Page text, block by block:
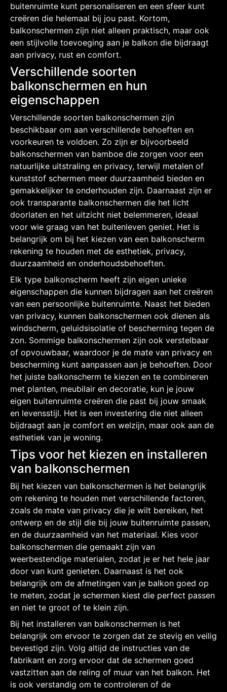
buitenruimte kunt personaliseren en een sfeer kunt
creëren die helemaal bij jou past. Kortom,
balkonschermen zijn niet alleen praktisch, maar ook
een stijlvolle toevoeging aan je balkon die bijdraagt
aan privacy, rust en comfort.
Verschillende soorten
balkonschermen en hun
eigenschappen
Verschillende soorten balkonschermen zijn
beschikbaar om aan verschillende behoeften en
voorkeuren te voldoen. Zo zijn er bijvoorbeeld
balkonschermen van bamboe die zorgen voor een
natuurlijke uitstraling en privacy, terwijl metalen of
kunststof schermen meer duurzaamheid bieden en
gemakkelijker te onderhouden zijn. Daarnaast zijn er
ook transparante balkonschermen die het licht
doorlaten en het uitzicht niet belemmeren, ideaal
voor wie graag van het buitenleven geniet. Het is
belangrijk om bij het kiezen van een balkonscherm
rekening te houden met de esthetiek, privacy,
duurzaamheid en onderhoudsbehoeften.
Elk type balkonscherm heeft zijn eigen unieke
eigenschappen die kunnen bijdragen aan het creëren
van een persoonlijke buitenruimte. Naast het bieden
van privacy, kunnen balkonschermen ook dienen als
windscherm, geluidsisolatie of bescherming tegen de
zon. Sommige balkonschermen zijn ook verstelbaar
of opvouwbaar, waardoor je de mate van privacy en
bescherming kunt aanpassen aan je behoeften. Door
het juiste balkonscherm te kiezen en te combineren
met planten, meubilair en decoratie, kun je jouw
eigen buitenruimte creëren die past bij jouw smaak
en levensstijl. Het is een investering die niet alleen
bijdraagt aan je comfort en welzijn, maar ook aan de
esthetiek van je woning.
Tips voor het kiezen en installeren
van balkonschermen
Bij het kiezen van balkonschermen is het belangrijk
om rekening te houden met verschillende factoren,
zoals de mate van privacy die je wilt bereiken, het
ontwerp en de stijl die bij jouw buitenruimte passen,
en de duurzaamheid van het materiaal. Kies voor
balkonschermen die gemaakt zijn van
weerbestendige materialen, zodat je er het hele jaar
door van kunt genieten. Daarnaast is het ook
belangrijk om de afmetingen van je balkon goed op
te meten, zodat je schermen kiest die perfect passen
en niet te groot of te klein zijn.
Bij het installeren van balkonschermen is het
belangrijk om ervoor te zorgen dat ze stevig en veilig
bevestigd zijn. Volg altijd de instructies van de
fabrikant en zorg ervoor dat de schermen goed
vastzitten aan de reling of muur van het balkon. Het
is ook verstandig om te controleren of de